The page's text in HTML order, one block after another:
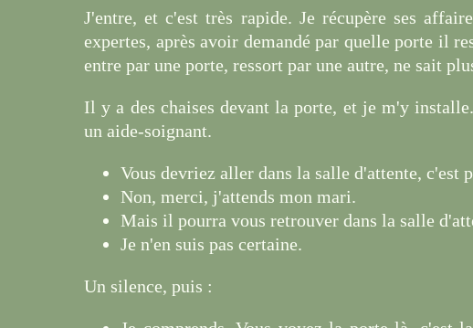
J'entre, et c'est très rapide. Je récupère ses
expertes, après avoir demandé par quelle porte il
entre par une porte, ressort par une autre, ne sait
Il y a des chaises devant la porte, et je m'y
un aide-soignant.
Vous devriez aller dans la salle d'attente, c'est
Non, merci, j'attends mon mari.
Mais il pourra vous retrouver dans la salle
Je n'en suis pas certaine.
Un silence, puis :